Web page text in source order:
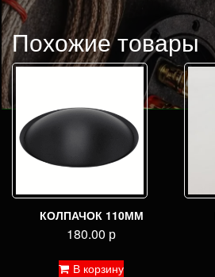
Похожие товары
КОЛПАЧОК 110ММ
180.00 р
В корзину